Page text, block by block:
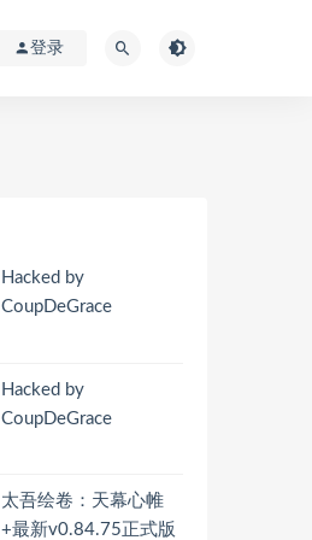
登录
Hacked by
CoupDeGrace
Hacked by
CoupDeGrace
太吾绘卷：天幕心帷
+最新v0.84.75正式版